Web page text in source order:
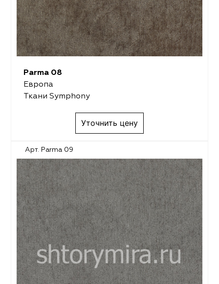
Parma 08
Европа
Ткани Symphony
Уточнить цену
Арт. Parma 09